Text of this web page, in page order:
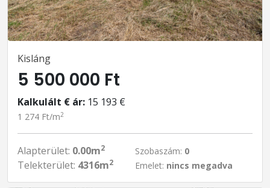
Kisláng
5 500 000 Ft
Kalkulált € ár: 15 193 €
1 274 Ft/m2
Alapterület: 0.00m2
Telekterület: 4316m2
Szobaszám: 0
Emelet: nincs megadva